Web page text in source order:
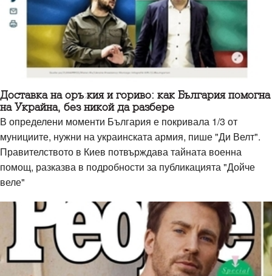
Доставка на оръжия и гориво: как България помогна
на Украйна, без никой да разбере
В определени моменти България е покривала 1/3 от
мунициите, нужни на украинската армия, пише "Ди Велт".
Правителството в Киев потвърждава тайната военна
помощ, разказва в подробности за публикацията "Дойче
веле"